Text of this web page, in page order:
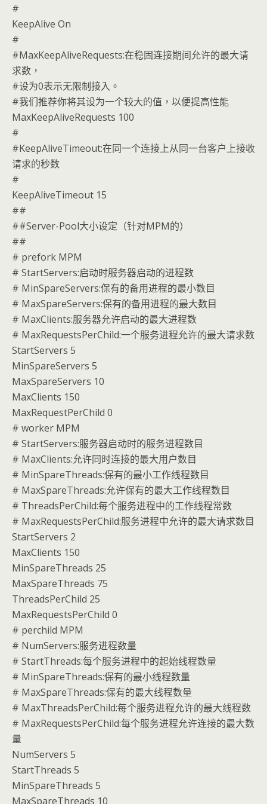
#
KeepAlive On
#
#MaxKeepAliveRequests:在稳固连接期间允许的最大请
求数，
#设为0表示无限制接入。
#我们推荐你将其设为一个较大的值，以便提高性能
MaxKeepAliveRequests 100
#
#KeepAliveTimeout:在同一个连接上从同一台客户上接收
请求的秒数
#
KeepAliveTimeout 15
##
##Server-Pool大小设定（针对MPM的）
##
# prefork MPM
# StartServers:启动时服务器启动的进程数
# MinSpareServers:保有的备用进程的最小数目
# MaxSpareServers:保有的备用进程的最大数目
# MaxClients:服务器允许启动的最大进程数
# MaxRequestsPerChild:一个服务进程允许的最大请求数
StartServers 5
MinSpareServers 5
MaxSpareServers 10
MaxClients 150
MaxRequestPerChild 0
# worker MPM
# StartServers:服务器启动时的服务进程数目
# MaxClients:允许同时连接的最大用户数目
# MinSpareThreads:保有的最小工作线程数目
# MaxSpareThreads:允许保有的最大工作线程数目
# ThreadsPerChild:每个服务进程中的工作线程常数
# MaxRequestsPerChild:服务进程中允许的最大请求数目
StartServers 2
MaxClients 150
MinSpareThreads 25
MaxSpareThreads 75
ThreadsPerChild 25
MaxRequestsPerChild 0
# perchild MPM
# NumServers:服务进程数量
# StartThreads:每个服务进程中的起始线程数量
# MinSpareThreads:保有的最小线程数量
# MaxSpareThreads:保有的最大线程数量
# MaxThreadsPerChild:每个服务进程允许的最大线程数
# MaxRequestsPerChild:每个服务进程允许连接的最大数
量
NumServers 5
StartThreads 5
MinSpareThreads 5
MaxSpareThreads 10